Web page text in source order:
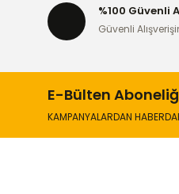
%100 Güvenli
Güvenli
E-Bülten
KAMPANYALARDAN